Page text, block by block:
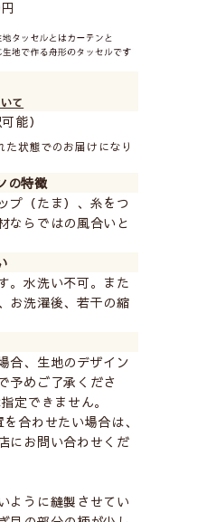
て
能）
状態でのお届けになり
の特徴
プ（たま）、糸をつ
ならではの風合いと
。水洗い不可。また
お洗濯後、若干の縮
合、生地のデザイン
予めご了承くださ
定できません。
合わせたい場合は、
にお問い合わせくだ
ように縫製させてい